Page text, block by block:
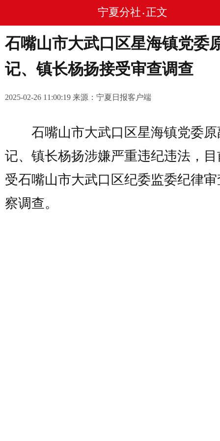
宁夏分社 • 正文
石嘴山市大武口区星海镇党委
记、镇长杨扬接受审查调查
2025-02-26 11:00:19 来源：宁夏日报客户端
石嘴山市大武口区星海镇党委原
记、镇长杨扬涉嫌严重违纪违法，
受石嘴山市大武口区纪委监委纪律
察调查。